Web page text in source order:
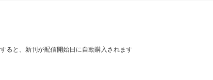
ると、新刊が配信開始日に自動購入されます